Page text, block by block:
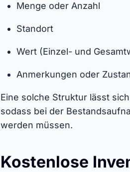
Menge oder Anzahl
Standort
Wert (Einzel- und
Anmerkungen oder
Eine solche Struktur lässt
sodass bei der
werden müssen.
Kostenlose